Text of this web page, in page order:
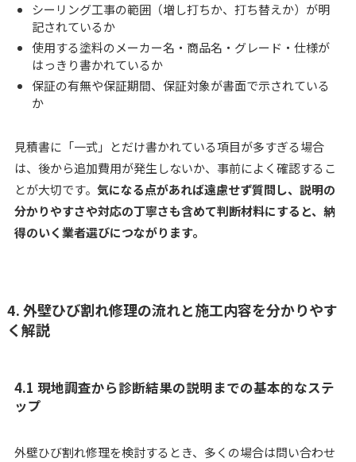
シーリング工事の範囲（増し打ちか、打ち替えか）が明
記されているか
使用する塗料のメーカー名・商品名・グレード・仕様が
はっきり書かれているか
保証の有無や保証期間、保証対象が書面で示されている
か
見積書に「一式」とだけ書かれている項目が多すぎる場合
は、後から追加費用が発生しないか、事前によく確認するこ
とが大切です。 気になる点があれば遠慮せず質問し、説明の
分かりやすさや対応の丁寧さも含めて判断材料にすると、納
得のいく業者選びにつながります。
4. 外壁ひび割れ修理の流れと施工内容を分かりやす
く解説
4.1 現地調査から診断結果の説明までの基本的なステ
ップ
外壁ひび割れ修理を検討するとき、多くの場合は問い合わせ